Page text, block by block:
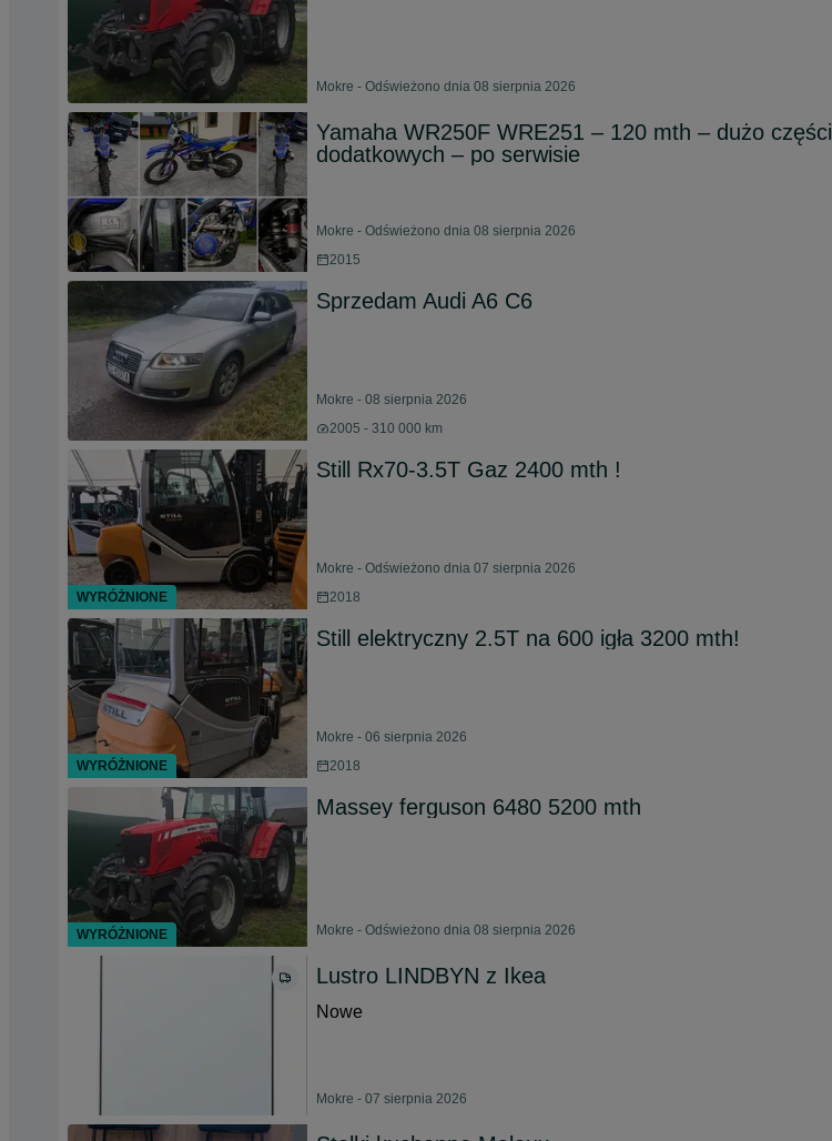
Mokre - Odświeżono dnia 08 sierpnia 2026
Yamaha WR250F WRE251 – 120 mth – dużo części
dodatkowych – po serwisie
Mokre - Odświeżono dnia 08 sierpnia 2026
2015
Sprzedam Audi A6 C6
Mokre - 08 sierpnia 2026
2005 - 310 000 km
Still Rx70-3.5T Gaz 2400 mth !
Mokre - Odświeżono dnia 07 sierpnia 2026
2018
Still elektryczny 2.5T na 600 igła 3200 mth!
Mokre - 06 sierpnia 2026
2018
Massey ferguson 6480 5200 mth
Mokre - Odświeżono dnia 08 sierpnia 2026
Lustro LINDBYN z Ikea
Nowe
Mokre - 07 sierpnia 2026
WYRÓŻNIONE
WYRÓŻNIONE
WYRÓŻNIONE